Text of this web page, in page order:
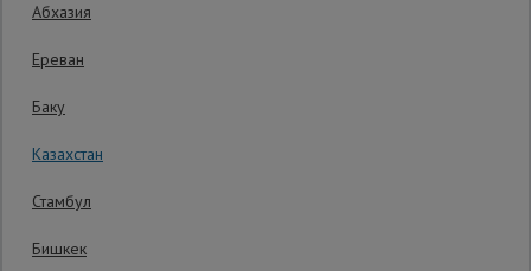
Абхазия
Ереван
Баку
Казахстан
Стамбул
Бишкек